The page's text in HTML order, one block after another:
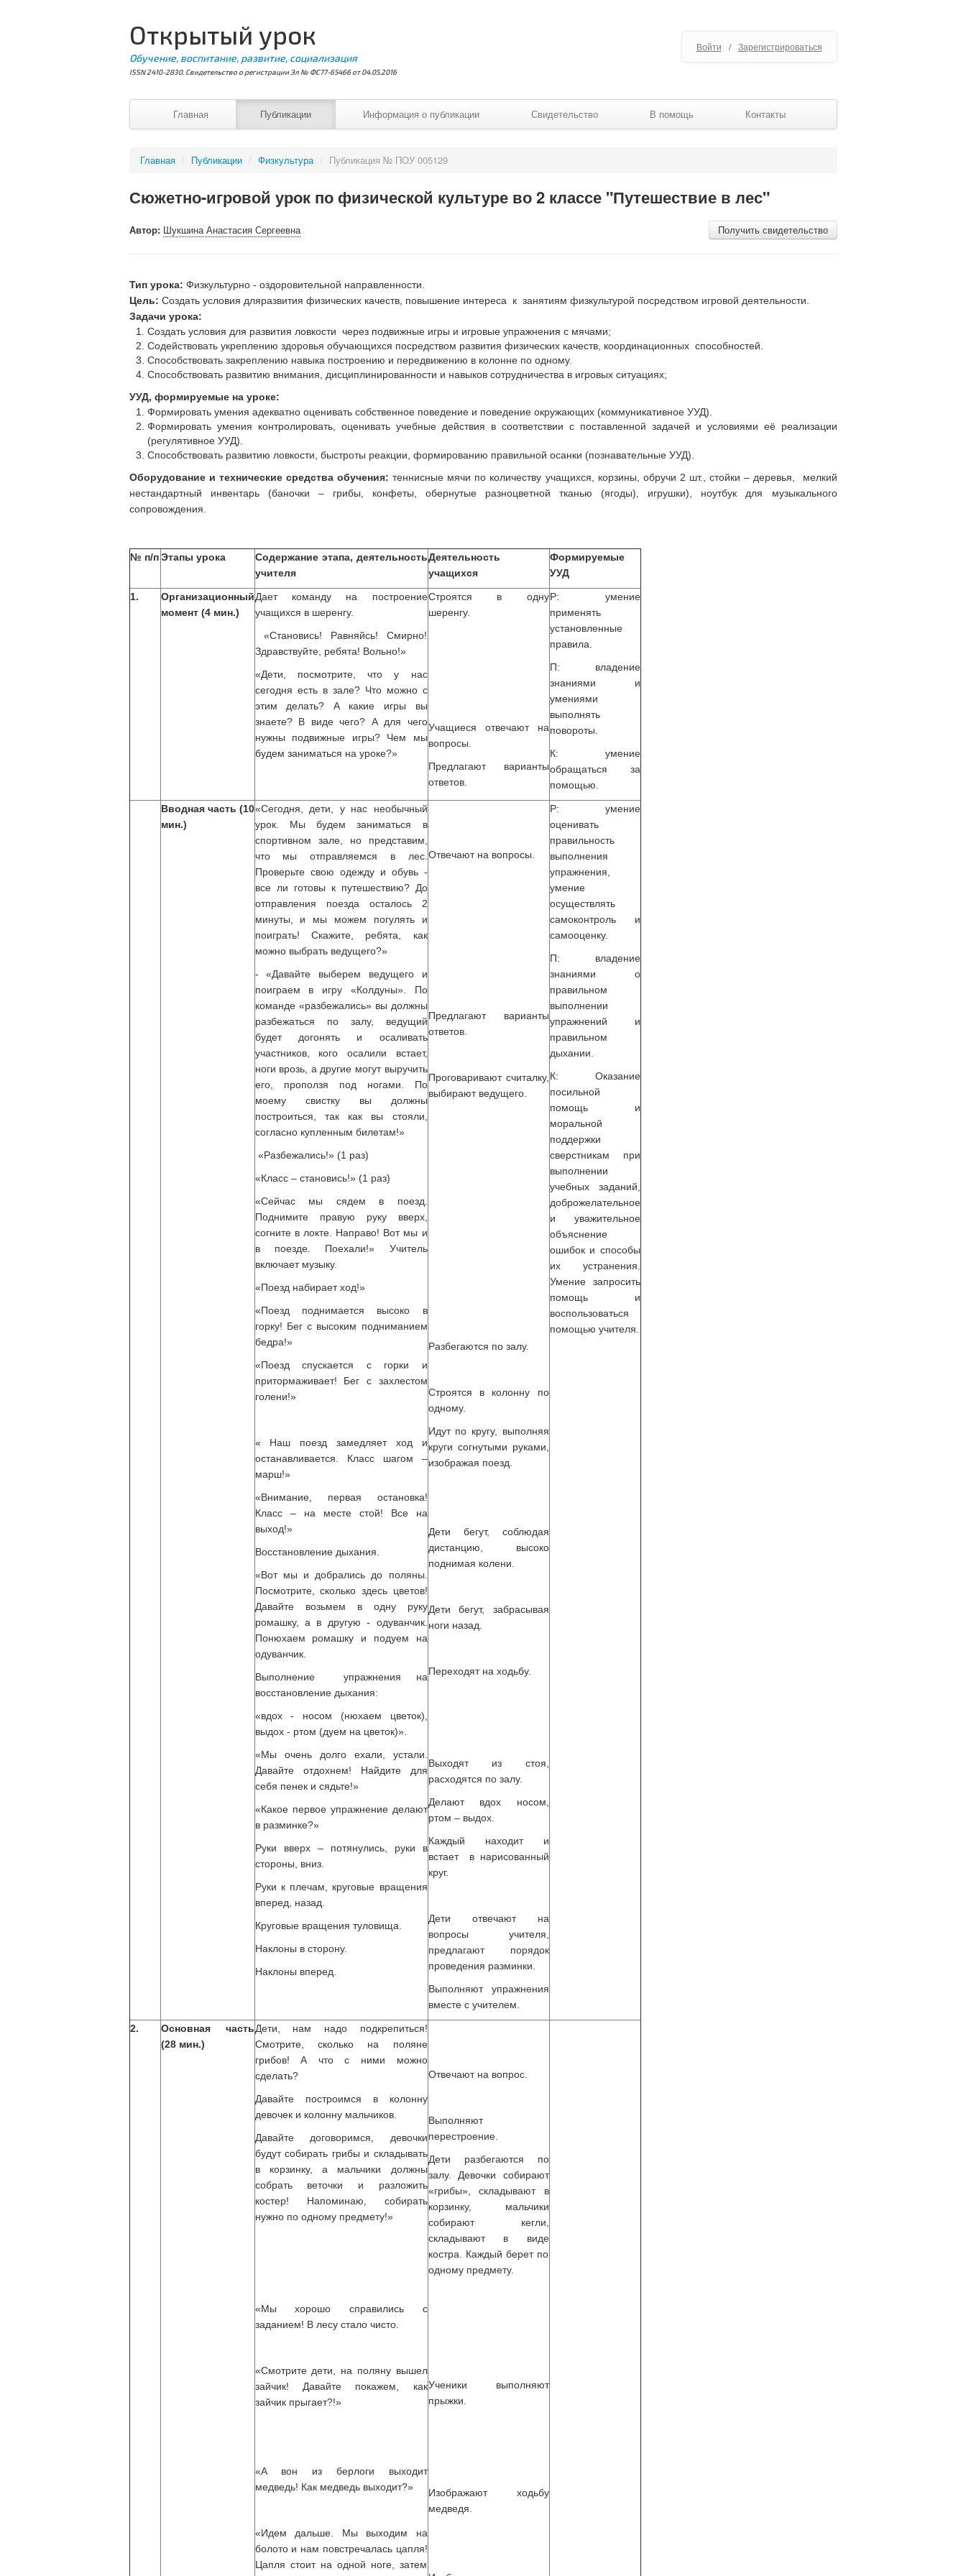
Открытый урок
Обучение, воспитание, развитие, социализация
ISSN 2410-2830. Свидетельство о регистрации Эл № ФС77-65466 от 04.05.2016
Войти / Зарегистрироваться
Главная Публикации Информация о публикации Свидетельство В помощь Контакты
Главная / Публикации / Физкультура / Публикация № ПОУ 005129
Сюжетно-игровой урок по физической культуре во 2 классе "Путешествие в лес"
Получить свидетельство
Автор: Шукшина Анастасия Сергеевна
Тип урока: Физкультурно - оздоровительной направленности.
Цель: Создать условия дляразвития физических качеств, повышение интереса к занятиям физкультурой посредством игровой деятельности.
Задачи урока:
Создать условия для развития ловкости через подвижные игры и игровые упражнения с мячами;
Содействовать укреплению здоровья обучающихся посредством развития физических качеств, координационных способностей.
Способствовать закреплению навыка построению и передвижению в колонне по одному.
Способствовать развитию внимания, дисциплинированности и навыков сотрудничества в игровых ситуациях;
УУД, формируемые на уроке:
Формировать умения адекватно оценивать собственное поведение и поведение окружающих (коммуникативное УУД).
Формировать умения контролировать, оценивать учебные действия в соответствии с поставленной задачей и условиями её реализации
(регулятивное УУД).
Способствовать развитию ловкости, быстроты реакции, формированию правильной осанки (познавательные УУД).
Оборудование и технические средства обучения:теннисные мячи по количеству учащихся, корзины, обручи 2 шт., стойки – деревья, мелкий
нестандартный инвентарь (баночки – грибы, конфеты, обернутые разноцветной тканью (ягоды), игрушки), ноутбук для музыкального
сопровождения.
№ п/п Этапы урока
Содержание этапа, деятельность
учителя
Деятельность
учащихся
Формируемые
УУД
1.
Организационный
момент (4 мин.)
Дает команду на построение
учащихся в шеренгу.
«Становись! Равняйсь! Смирно!
Здравствуйте, ребята! Вольно!»
«Дети, посмотрите, что у нас
сегодня есть в зале? Что можно с
этим делать? А какие игры вы
знаете? В виде чего? А для чего
нужны подвижные игры? Чем мы
будем заниматься на уроке?»
Строятся в одну
шеренгу.
Учащиеся отвечают на
вопросы.
Предлагают варианты
ответов.
Р: умение
применять
установленные
правила.
П: владение
знаниями и
умениями
выполнять
повороты.
К: умение
обращаться за
помощью.
Вводная часть (10
мин.)
«Сегодня, дети, у нас необычный
урок. Мы будем заниматься в
спортивном зале, но представим,
что мы отправляемся в лес.
Проверьте свою одежду и обувь -
все ли готовы к путешествию? До
отправления поезда осталось 2
минуты, и мы можем погулять и
поиграть! Скажите, ребята, как
можно выбрать ведущего?»
- «Давайте выберем ведущего и
поиграем в игру «Колдуны». По
команде «разбежались» вы должны
разбежаться по залу, ведущий
будет догонять и осаливать
участников, кого осалили встает,
ноги врозь, а другие могут выручить
его, проползя под ногами. По
моему свистку вы должны
построиться, так как вы стояли,
согласно купленным билетам!»
«Разбежались!» (1 раз)
«Класс – становись!» (1 раз)
«Сейчас мы сядем в поезд.
Поднимите правую руку вверх,
согните в локте. Направо! Вот мы и
в поезде. Поехали!» Учитель
включает музыку.
«Поезд набирает ход!»
«Поезд поднимается высоко в
горку! Бег с высоким подниманием
бедра!»
«Поезд спускается с горки и
притормаживает! Бег с захлестом
голени!»
« Наш поезд замедляет ход и
останавливается. Класс шагом –
марш!»
«Внимание, первая остановка!
Класс – на месте стой! Все на
выход!»
Восстановление дыхания.
«Вот мы и добрались до поляны.
Посмотрите, сколько здесь цветов!
Давайте возьмем в одну руку
ромашку, а в другую - одуванчик.
Понюхаем ромашку и подуем на
одуванчик.
Выполнение упражнения на
восстановление дыхания:
«вдох - носом (нюхаем цветок),
выдох - ртом (дуем на цветок)».
«Мы очень долго ехали, устали.
Давайте отдохнем! Найдите для
себя пенек и сядьте!»
«Какое первое упражнение делают
в разминке?»
Руки вверх – потянулись, руки в
стороны, вниз.
Руки к плечам, круговые вращения
вперед, назад.
Круговые вращения туловища.
Наклоны в сторону.
Наклоны вперед.
Отвечают на вопросы.
Предлагают варианты
ответов.
Проговаривают считалку,
выбирают ведущего.
Разбегаются по залу.
Строятся в колонну по
одному.
Идут по кругу, выполняя
круги согнутыми руками,
изображая поезд.
Дети бегут, соблюдая
дистанцию, высоко
поднимая колени.
Дети бегут, забрасывая
ноги назад.
Переходят на ходьбу.
Выходят из стоя,
расходятся по залу.
Делают вдох носом,
ртом – выдох.
Каждый находит и
встает в нарисованный
круг.
Дети отвечают на
вопросы учителя,
предлагают порядок
проведения разминки.
Выполняют упражнения
вместе с учителем.
Р: умение
оценивать
правильность
выполнения
упражнения,
умение
осуществлять
самоконтроль и
самооценку.
П: владение
знаниями о
правильном
выполнении
упражнений и
правильном
дыхании.
К: Оказание
посильной
помощь и
моральной
поддержки
сверстникам при
выполнении
учебных заданий,
доброжелательное
и уважительное
объяснение
ошибок и способы
их устранения.
Умение запросить
помощь и
воспользоваться
помощью учителя.
2.
Основная часть
(28 мин.)
Дети, нам надо подкрепиться!
Смотрите, сколько на поляне
грибов! А что с ними можно
сделать?
Давайте построимся в колонну
девочек и колонну мальчиков.
Давайте договоримся, девочки
будут собирать грибы и складывать
в корзинку, а мальчики должны
собрать веточки и разложить
костер! Напоминаю, собирать
нужно по одному предмету!»
«Мы хорошо справились с
заданием! В лесу стало чисто.
«Смотрите дети, на поляну вышел
зайчик! Давайте покажем, как
зайчик прыгает?!»
«А вон из берлоги выходит
медведь! Как медведь выходит?»
«Идем дальше. Мы выходим на
болото и нам повстречалась цапля!
Цапля стоит на одной ноге, затем
Отвечают на вопрос.
Выполняют
перестроение.
Дети разбегаются по
залу. Девочки собирают
«грибы», складывают в
корзинку, мальчики
собирают кегли,
складывают в виде
костра. Каждый берет по
одному предмету.
Ученики выполняют
прыжки.
Изображают ходьбу
медведя.